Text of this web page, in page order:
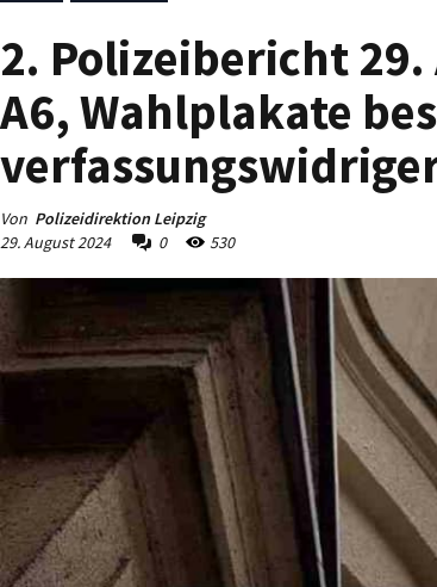
2. Polizeibericht
A6, Wahlplakate
Von Polizeidirektion Leipzig
29. August 2024
0 530